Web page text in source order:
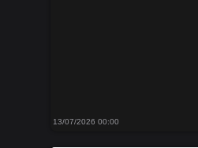
13/07/2026 00:00